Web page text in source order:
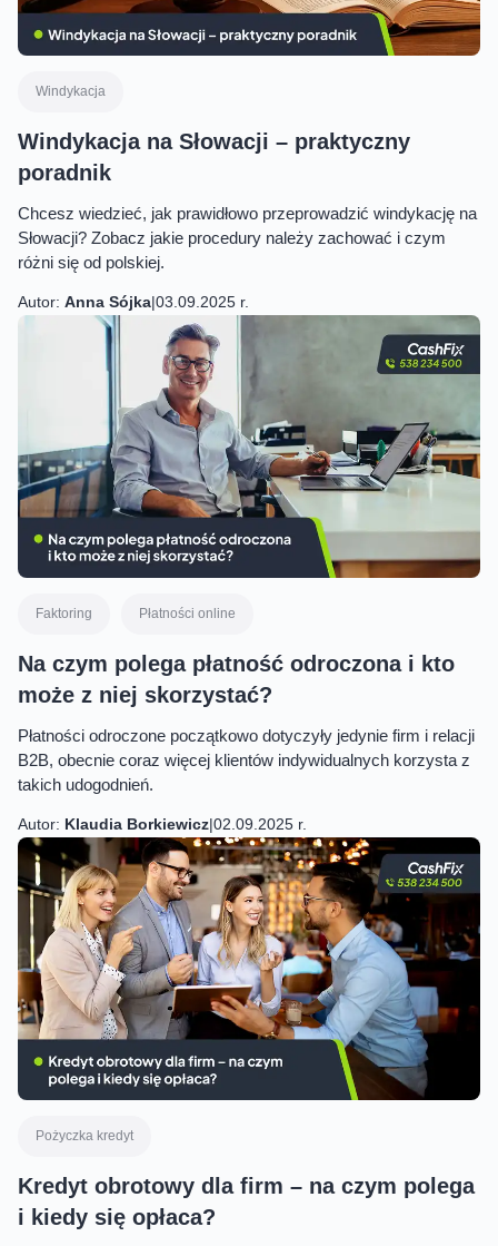
Windykacja
Windykacja na Słowacji – praktyczny
poradnik
Chcesz wiedzieć, jak prawidłowo przeprowadzić windykację na
Słowacji? Zobacz jakie procedury należy zachować i czym
różni się od polskiej.
Autor: Anna Sójka|03.09.2025 r.
Faktoring Płatności online
Na czym polega płatność odroczona i kto
może z niej skorzystać?
Płatności odroczone początkowo dotyczyły jedynie firm i relacji
B2B, obecnie coraz więcej klientów indywidualnych korzysta z
takich udogodnień.
Autor: Klaudia Borkiewicz|02.09.2025 r.
Pożyczka kredyt
Kredyt obrotowy dla firm – na czym polega
i kiedy się opłaca?